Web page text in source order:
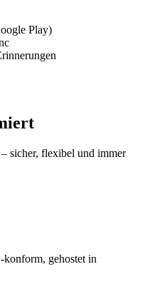
Play)
sicher, flexibel und immer
gehostet in